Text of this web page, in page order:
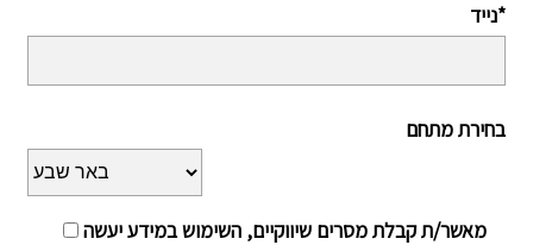
נייד*
בחירת מתחם
מאשר/ת קבלת מסרים שיווקיים, השימוש במידע יעשה